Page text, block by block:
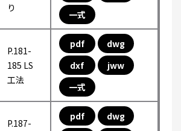
り
一式
P.181-
185 LS
工法
pdf
dwg
dxf
jww
一式
P.187-
pdf
dwg